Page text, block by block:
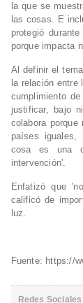
la que se
las cosas. E
protegió
porque impacta
Al definir el
la relación
cumplimiento
justificar, bajo
colabora
países iguales,
cosa es una
intervención'.
Enfatizó que
calificó de
luz.
Fuente: https://
Redes Sociales